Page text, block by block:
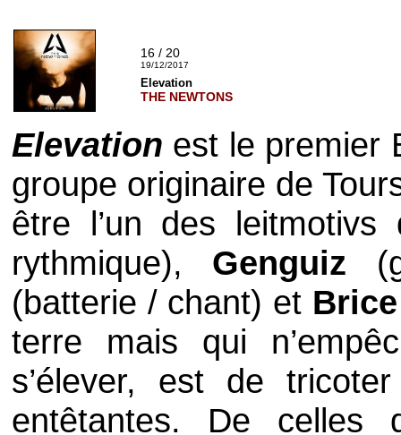
16 / 20
19/12/2017
Elevation
THE NEWTONS
Elevation est le premier
groupe originaire de
être l’un des
rythmique), Genguiz
(batterie / chant) et
terre mais qui
s’élever, est de
entêtantes. De celles